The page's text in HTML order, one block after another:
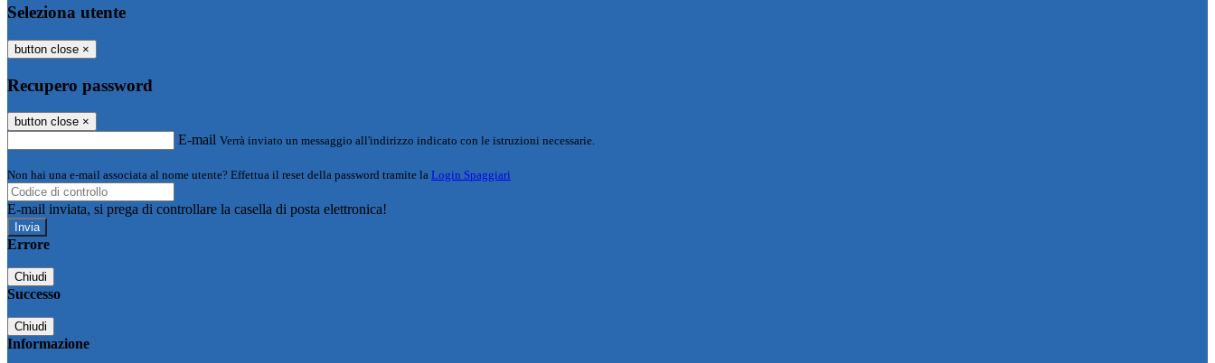
Seleziona utente
button close ×
Recupero password
button close ×
E-mail Verrà inviato un messaggio all'indirizzo indicato con le istruzioni necessarie.
Non hai una e-mail associata al nome utente? Effettua il reset della password tramite la Login Spaggiari
E-mail inviata, si prega di controllare la casella di posta elettronica!
Errore
Chiudi
Successo
Chiudi
Informazione